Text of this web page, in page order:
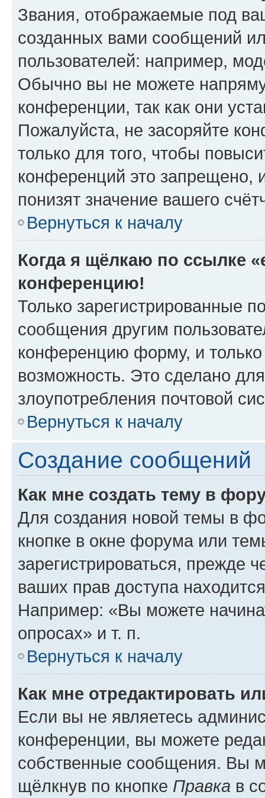
Звания, отображаемые под
созданных вами сообщений
пользователей: например,
Обычно вы не можете
конференции, так как они
Пожалуйста, не засоряйте
только для того, чтобы
конференций это запрещено,
понизят значение вашего
Вернуться к началу
Когда я щёлкаю по ссылке
конференцию!
Только зарегистрированные
сообщения другим
конференцию форму, и
возможность. Это сделано
злоупотребления почтовой
Вернуться к началу
Создание сообщений
Как мне создать тему в
Для создания новой темы в
кнопке в окне форума или
зарегистрироваться, прежде
ваших прав доступа
Например: «Вы можете
опросах» и т. п.
Вернуться к началу
Как мне отредактировать
Если вы не являетесь
конференции, вы можете
собственные сообщения. Вы
щёлкнув по кнопке Правка в